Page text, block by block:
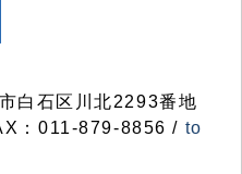
白石区川北2293番地
：011-879-8856 / to